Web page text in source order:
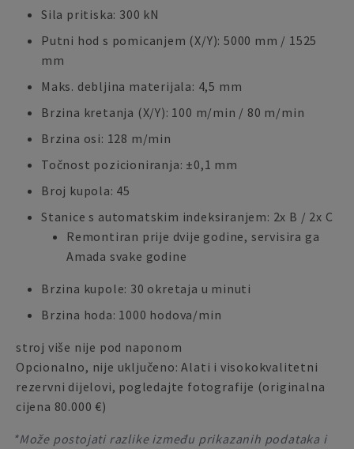
Sila pritiska: 300 kN
Putni hod s pomicanjem (X/Y): 5000 mm / 1525
mm
Maks. debljina materijala: 4,5 mm
Brzina kretanja (X/Y): 100 m/min / 80 m/min
Brzina osi: 128 m/min
Točnost pozicioniranja: ±0,1 mm
Broj kupola: 45
Stanice s automatskim indeksiranjem: 2x B / 2x C
Remontiran prije dvije godine, servisira ga
Amada svake godine
Brzina kupole: 30 okretaja u minuti
Brzina hoda: 1000 hodova/min
stroj više nije pod naponom
Opcionalno, nije uključeno: Alati i visokokvalitetni
rezervni dijelovi, pogledajte fotografije (originalna
cijena 80.000 €)
*Može postojati razlike između prikazanih podataka i